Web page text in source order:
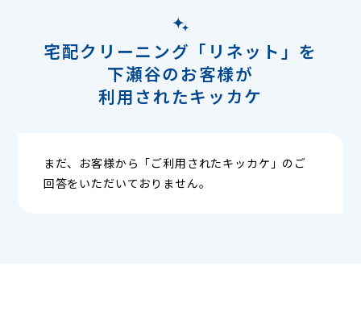
宅配クリーニング「リネット」を
下瀬谷のお客様が
利用されたキッカケ
まだ、お客様から「ご利用されたキッカケ」のご
回答をいただいておりません。